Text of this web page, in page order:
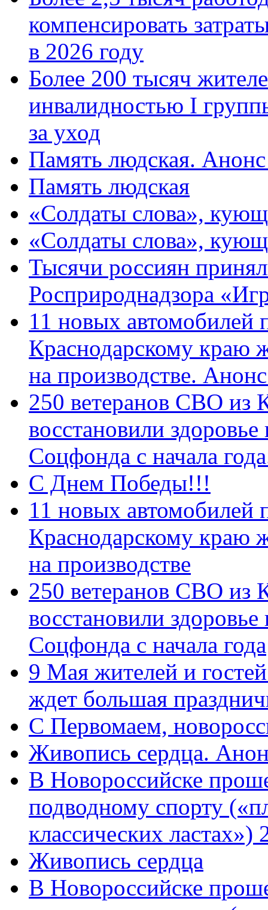
компенсировать
в 2026 году
Более 200 тысяч
инвалидностью I
за уход
Память людская.
Память людская
«Солдаты слова»,
«Солдаты слова»,
Тысячи россиян
Росприроднадзора
11 новых автомобилей
Краснодарскому краю
на производстве.
250 ветеранов СВО из
восстановили
Соцфонда с начала
С Днем Победы!!!
11 новых автомобилей
Краснодарскому краю
на производстве
250 ветеранов СВО из
восстановили
Соцфонда с начала года
9 Мая жителей и
ждет большая
C Первомаем,
Живопись сердца.
В Новороссийске
подводному спорту
классических
Живопись сердца
В Новороссийске